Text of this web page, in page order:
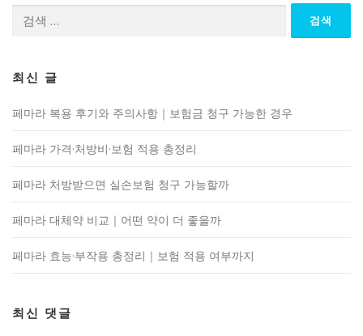
최신 글
페마라 복용 후기와 주의사항｜보험금 청구 가능한 경우
페마라 가격·처방비·보험 적용 총정리
페마라 처방받으면 실손보험 청구 가능할까
페마라 대체약 비교｜어떤 약이 더 좋을까
페마라 효능·부작용 총정리｜보험 적용 여부까지
최신 댓글